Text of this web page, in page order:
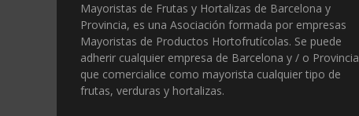
Mayoristas de Frutas y Hortalizas de Barcelona y
Provincia, es una Asociación formada por empresas
Mayoristas de Productos Hortofrutícolas. Se puede
adherir cualquier empresa de Barcelona y / o Provincia
que comercialice como mayorista cualquier tipo de
frutas, verduras y hortalizas.